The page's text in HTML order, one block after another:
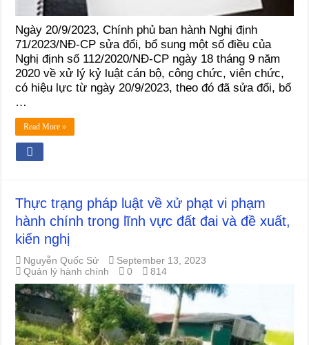
Ngày 20/9/2023, Chính phủ ban hành Nghị định
71/2023/NĐ-CP sửa đổi, bổ sung một số điều của
Nghị định số 112/2020/NĐ-CP ngày 18 tháng 9 năm
2020 về xử lý kỷ luật cán bộ, công chức, viên chức,
có hiệu lực từ ngày 20/9/2023, theo đó đã sửa đổi, bổ
…
Read More »
Thực trạng pháp luật về xử phạt vi phạm
hành chính trong lĩnh vực đất đai và đề xuất,
kiến nghị
Nguyễn Quốc Sử
September 13, 2023
Quản lý hành chính
0 814